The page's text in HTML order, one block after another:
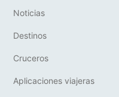
Noticias
Destinos
Cruceros
Aplicaciones viajeras